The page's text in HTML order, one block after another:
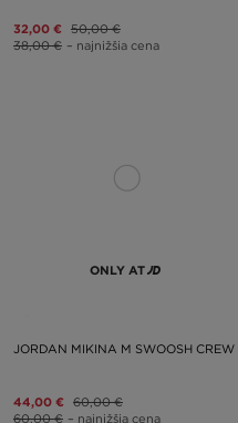
32,00 € 50,00 €
38,00 € – najnižšia cena
ONLY AT
JORDAN MIKINA M SWOOSH CREW
44,00 € 60,00 €
60,00 € – najnižšia cena